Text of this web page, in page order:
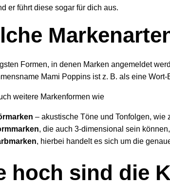
er führt diese sogar für dich aus.
Formen, in denen Marken angemeldet
Mami Poppins ist z. B. als eine
weitere Markenformen wie
– akustische Töne und Tonfolgen, wie
, die auch 3-dimensional sein
, hierbei handelt es sich um die
hoch sind die